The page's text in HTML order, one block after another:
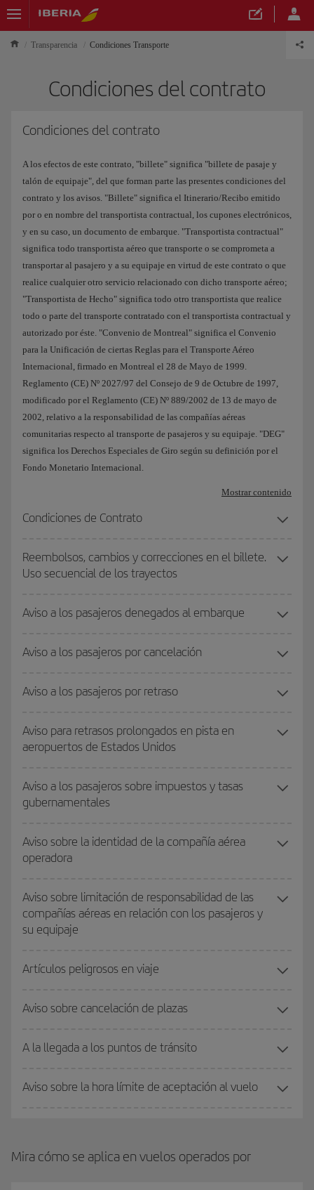
Transparencia Condiciones Transporte
Condiciones del contrato
Condiciones del contrato
A los efectos de este contrato, "billete" significa "billete de pasaje y
talón de equipaje", del que forman parte las presentes condiciones del
contrato y los avisos. "Billete" significa el Itinerario/Recibo emitido
por o en nombre del transportista contractual, los cupones electrónicos,
y en su caso, un documento de embarque. "Transportista contractual"
significa todo transportista aéreo que transporte o se comprometa a
transportar al pasajero y a su equipaje en virtud de este contrato o que
realice cualquier otro servicio relacionado con dicho transporte aéreo;
"Transportista de Hecho" significa todo otro transportista que realice
todo o parte del transporte contratado con el transportista contractual y
autorizado por éste. "Convenio de Montreal" significa el Convenio
para la Unificación de ciertas Reglas para el Transporte Aéreo
Internacional, firmado en Montreal el 28 de Mayo de 1999.
Reglamento (CE) Nº 2027/97 del Consejo de 9 de Octubre de 1997,
modificado por el Reglamento (CE) Nº 889/2002 de 13 de mayo de
2002, relativo a la responsabilidad de las compañías aéreas
comunitarias respecto al transporte de pasajeros y su equipaje. "DEG"
significa los Derechos Especiales de Giro según su definición por el
Fondo Monetario Internacional.
Mostrar contenido
Condiciones de Contrato
Reembolsos, cambios y correcciones en el billete.
Uso secuencial de los trayectos
Aviso a los pasajeros denegados al embarque
Aviso a los pasajeros por cancelación
Aviso a los pasajeros por retraso
Aviso para retrasos prolongados en pista en
aeropuertos de Estados Unidos
Aviso a los pasajeros sobre impuestos y tasas
gubernamentales
Aviso sobre la identidad de la compañía aérea
operadora
Aviso sobre limitación de responsabilidad de las
compañías aéreas en relación con los pasajeros y
su equipaje
Artículos peligrosos en viaje
Aviso sobre cancelación de plazas
A la llegada a los puntos de tránsito
Aviso sobre la hora límite de aceptación al vuelo
Mira cómo se aplica en vuelos operados por